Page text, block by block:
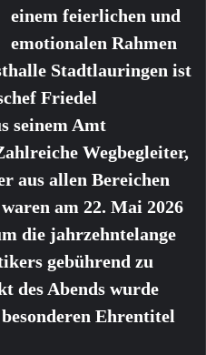
einem feierlichen und
emotionalen Rahmen
Stadtlauringen ist
Friedel
seinem Amt
Wegbegleiter,
aus allen Bereichen
am 22. Mai 2026
die jahrzehntelange
gebührend zu
des Abends wurde
Ehrentitel